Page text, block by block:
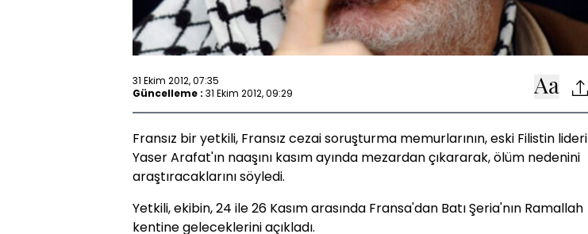
31 Ekim 2012, 07:35
Güncelleme : 31 Ekim 2012, 09:29
Fransız bir yetkili, Fransız cezai soruşturma memurlarının, eski Filistin lideri
Yaser Arafat'ın naaşını kasım ayında mezardan çıkararak, ölüm nedenini
araştıracaklarını söyledi.
Yetkili, ekibin, 24 ile 26 Kasım arasında Fransa'dan Batı Şeria'nın Ramallah
kentine geleceklerini açıkladı.